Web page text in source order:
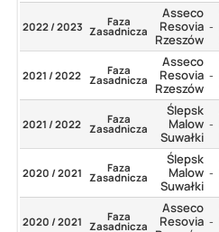
2022 / 2023 Faza
Zasadnicza
Asseco
Resovia
Rzeszów
-
2021 / 2022 Faza
Zasadnicza
Asseco
Resovia
Rzeszów
-
2021 / 2022 Faza
Zasadnicza
Ślepsk
Malow
Suwałki
-
2020 / 2021 Faza
Zasadnicza
Ślepsk
Malow
Suwałki
-
2020 / 2021 Faza
Zasadnicza
Asseco
Resovia -